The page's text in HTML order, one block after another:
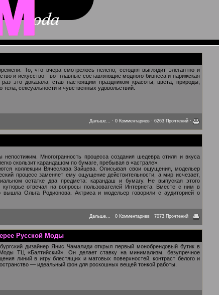
То, что вчера смотрелось нелепо, сегодня выглядит элегантно и
и искусство - вот главные составляющие модного бизнеса и парижская
это доказала, став настоящим праздником красоты, цвета, природы,
тела, сексуальности и чувственных удовольствий.
Дальше... · 0 Комментариев · 6263 Прочтений ·
Многогранность процесса создания шедевра стиля и вкуса
скользит карандашом по бумаге, пребывая в «астрале».
коллекции Вячеслава Зайцева. Описывая свои ощущения, модельер
процесс заменяет ему ощущение действительности, а мир исчезает,
остатке два предмета: карандаш и бумагу. Не выпуская этого
кутюрье отвечал на вопросы пользователей Интернета. Вместе с ним в
вышла Ольга Родионова. Актриса и модельер говорили с аудиторией о
Дальше... · 0 Комментариев · 7073 Прочтений ·
Русской Моды
дизайнер Янис Чамалиди открыл первый монобрендовый бутик в
ТЦ «Балтийский». Он делает ставку на минимализм, безупречное
линий в игру блестящих и матовых поверхностей, контраст белого и
— идеальный фон для роскошных вещей тонкой работы.